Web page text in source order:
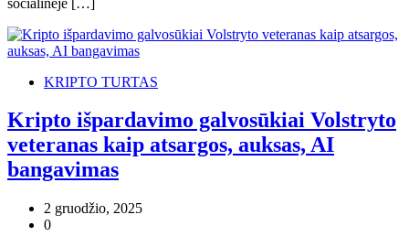
KRIPTO TURTAS
Kripto išpardavimo galvosūkiai Volstryto
veteranas kaip atsargos, auksas, AI
bangavimas
2 gruodžio, 2025
0